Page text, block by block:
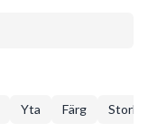
Yta Färg Storlek